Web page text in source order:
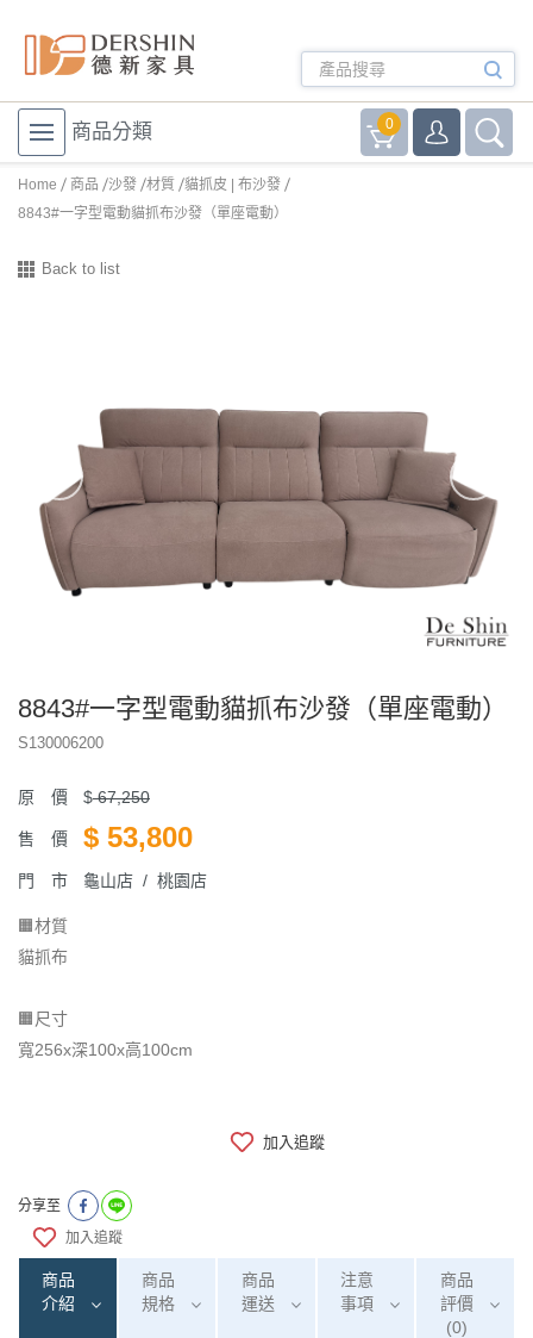
商品分類 0
Home 商品 沙發 材質 貓抓皮 | 布沙發
8843#一字型電動貓抓布沙發（單座電動）
Back to list
8843#一字型電動貓抓布沙發（單座電動）
S130006200
原 價 $67,250
售 價 $ 53,800
門 市 龜山店 / 桃園店
🟧材質
貓抓布
🟧尺寸
寬256x深100x高100cm
加入追蹤
分享至
加入追蹤
商品
介紹
商品
規格
商品
運送
注意
事項
商品
評價
(0)